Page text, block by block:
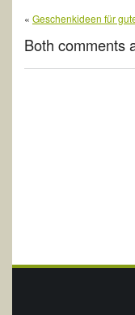
« Geschenkideen für
Both comments